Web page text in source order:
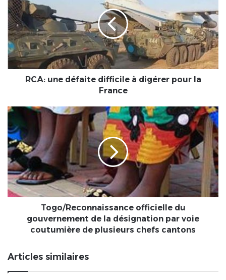
défaite
difficile
à
digérer
pour
la
France
RCA: une défaite difficile à digérer pour la
France
Togo/Reconnaissance
du
gouvernement
de
la
désignation
par
voie
Togo/Reconnaissance officielle du
gouvernement de la désignation par voie
coutumière de plusieurs chefs cantons
Articles similaires